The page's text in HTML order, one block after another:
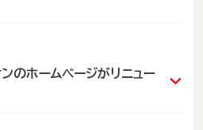
す。
部にあります「よくあるご質問」
」の、「
メールが届きません」の
のホームページがリニュー